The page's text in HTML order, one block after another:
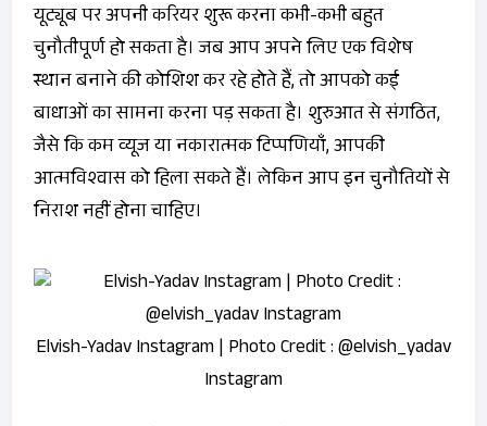
यूट्यूब पर अपनी करियर शुरू करना कभी-कभी बहुत
चुनौतीपूर्ण हो सकता है। जब आप अपने लिए एक विशेष
स्थान बनाने की कोशिश कर रहे होते हैं, तो आपको कई
बाधाओं का सामना करना पड़ सकता है। शुरुआत से संगठित,
जैसे कि कम व्यूज या नकारात्मक टिप्पणियाँ, आपकी
आत्मविश्वास को हिला सकते हैं। लेकिन आप इन चुनौतियों से
निराश नहीं होना चाहिए।
Elvish-Yadav Instagram | Photo Credit : @elvish_yadav
Instagram